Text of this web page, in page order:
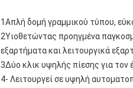
1Απλή δομή γραμμικού τύπου,
2Υιοθετώντας προηγμένα
εξαρτήματα και λειτουργικά
3Δύο κλικ υψηλής πίεσης για τον
4- Λειτουργεί σε υψηλή